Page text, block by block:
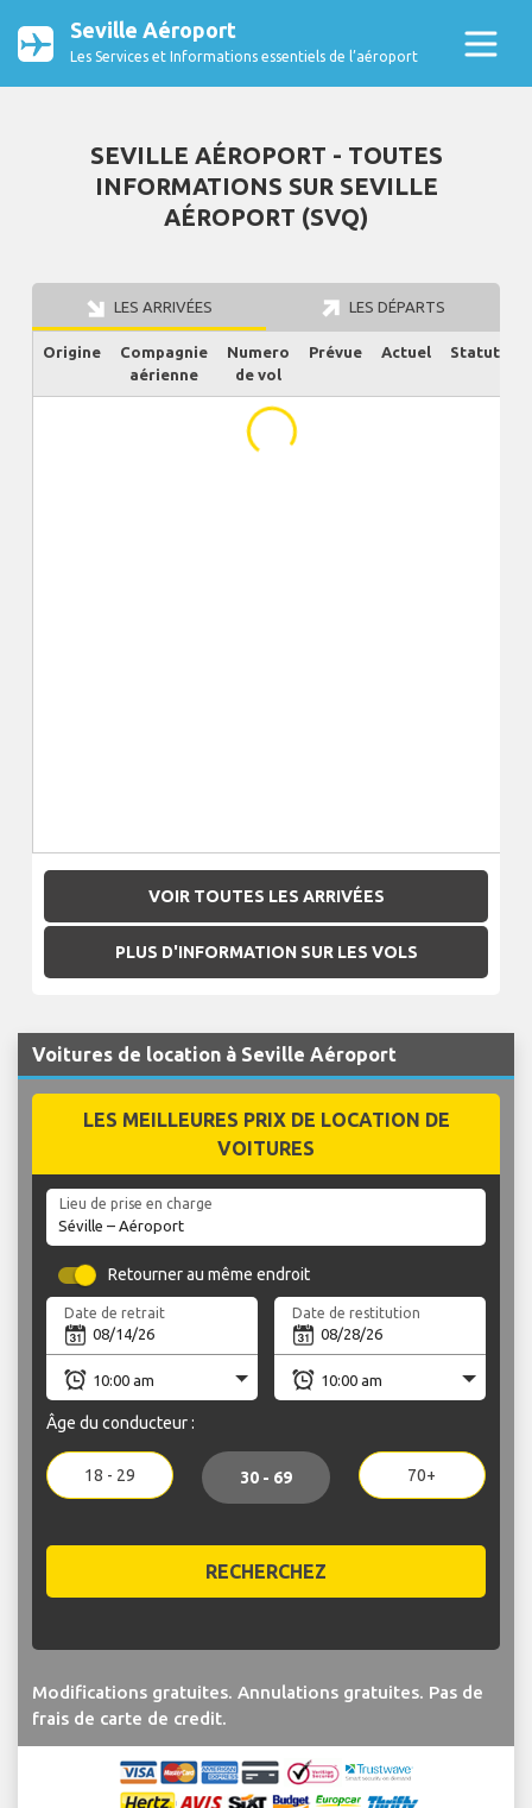
Seville Aéroport
Les Services et Informations essentiels de l’aéroport
SEVILLE AÉROPORT - TOUTES
INFORMATIONS SUR SEVILLE
AÉROPORT (SVQ)
LES ARRIVÉES LES DÉPARTS
Origine
Compagnie
aérienne
Numero
de vol
Prévue Actuel Statut
...
VOIR TOUTES LES ARRIVÉES
PLUS D'INFORMATION SUR LES VOLS
Voitures de location à Seville Aéroport
LES MEILLEURES PRIX DE LOCATION DE
VOITURES
Lieu de prise en charge
Retourner au même endroit
Date de retrait Date de restitution
Âge du conducteur :
18 - 29 30 - 69 70+
RECHERCHEZ
Modifications gratuites. Annulations gratuites. Pas de
frais de carte de credit.